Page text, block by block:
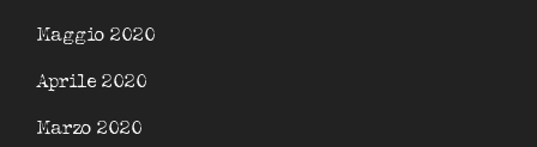
Maggio 2020
Aprile 2020
Marzo 2020